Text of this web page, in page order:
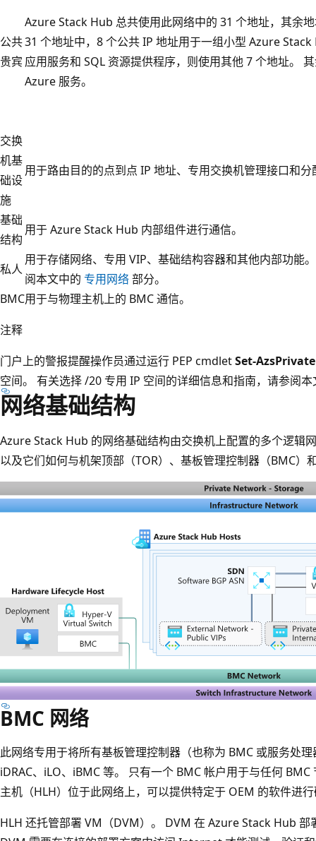
公共
贵宾
Azure Stack Hub 总共使用此网络中的 31 个地址，其余
31 个地址中，8 个公共 IP 地址用于一组小型 Azure
应用服务和 SQL 资源提供程序，则使用其他 7 个地址。
Azure 服务。
交换
机基
础设
施
用于路由目的的点到点 IP 地址、专用交换机管理接口和
基础
结构
用于 Azure Stack Hub 内部组件进行通信。
私人
用于存储网络、专用 VIP、基础结构容器和其他内部功能
阅本文中的 专用网络部分。
BMC用于与物理主机上的 BMC 通信。
注释
门户上的警报提醒操作员通过运行 PEP cmdletSet-
空间。 有关选择 /20 专用 IP 空间的详细信息和指南，请参阅
网络基础结构
Azure Stack Hub 的网络基础结构由交换机上配置的多个逻辑
以及它们如何与机架顶部（TOR）、基板管理控制器（BMC）
BMC 网络
此网络专用于将所有基板管理控制器（也称为 BMC 或服务处
iDRAC、iLO、iBMC 等。 只有一个 BMC 帐户用于与任何
主机（HLH）位于此网络上，可以提供特定于 OEM 的软件进
HLH 还托管部署 VM（DVM）。 DVM 在 Azure Stack Hub 部